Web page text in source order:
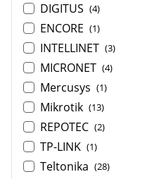
DIGITUS (4)
ENCORE (1)
INTELLINET (3)
MICRONET (4)
Mercusys (1)
Mikrotik (13)
REPOTEC (2)
TP-LINK (1)
Teltonika (28)